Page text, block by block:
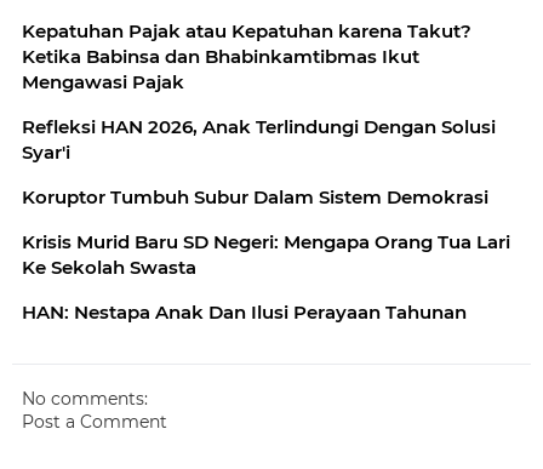
Kepatuhan Pajak atau Kepatuhan karena Takut?
Ketika Babinsa dan Bhabinkamtibmas Ikut
Mengawasi Pajak
Refleksi HAN 2026, Anak Terlindungi Dengan Solusi
Syar'i
Koruptor Tumbuh Subur Dalam Sistem Demokrasi
Krisis Murid Baru SD Negeri: Mengapa Orang Tua Lari
Ke Sekolah Swasta
HAN: Nestapa Anak Dan Ilusi Perayaan Tahunan
No comments:
Post a Comment